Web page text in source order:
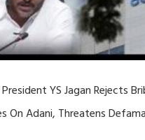
President YS Jagan Rejects
On Adani, Threatens